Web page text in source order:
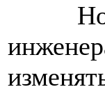
Новая